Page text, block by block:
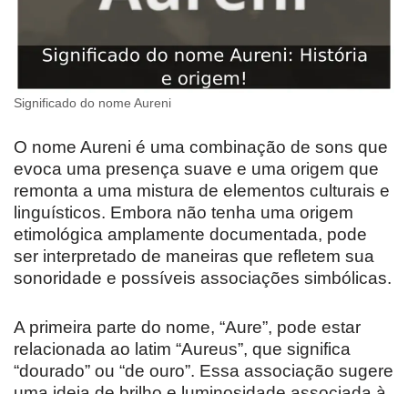
Significado do nome Aureni
O nome Aureni é uma combinação de sons que
evoca uma presença suave e uma origem que
remonta a uma mistura de elementos culturais e
linguísticos. Embora não tenha uma origem
etimológica amplamente documentada, pode
ser interpretado de maneiras que refletem sua
sonoridade e possíveis associações simbólicas.
A primeira parte do nome, “Aure”, pode estar
relacionada ao latim “Aureus”, que significa
“dourado” ou “de ouro”. Essa associação sugere